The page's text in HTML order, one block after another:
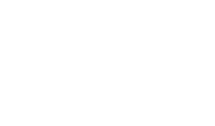
de Experience Builder.
de Field Service
de sus usuarios.